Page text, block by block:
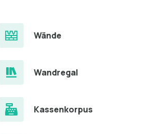
Wände
Wandregal
Kassenkorpus